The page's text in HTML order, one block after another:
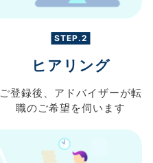
STEP.2
ヒアリング
ご登録後、 アドバイザーが転
職のご希望を伺います